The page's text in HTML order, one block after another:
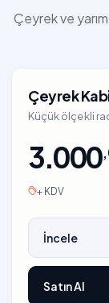
Çeyrek ve
Çeyrek
Küçük ölçekli
3.000
+ KDV
İncele
Satın Al